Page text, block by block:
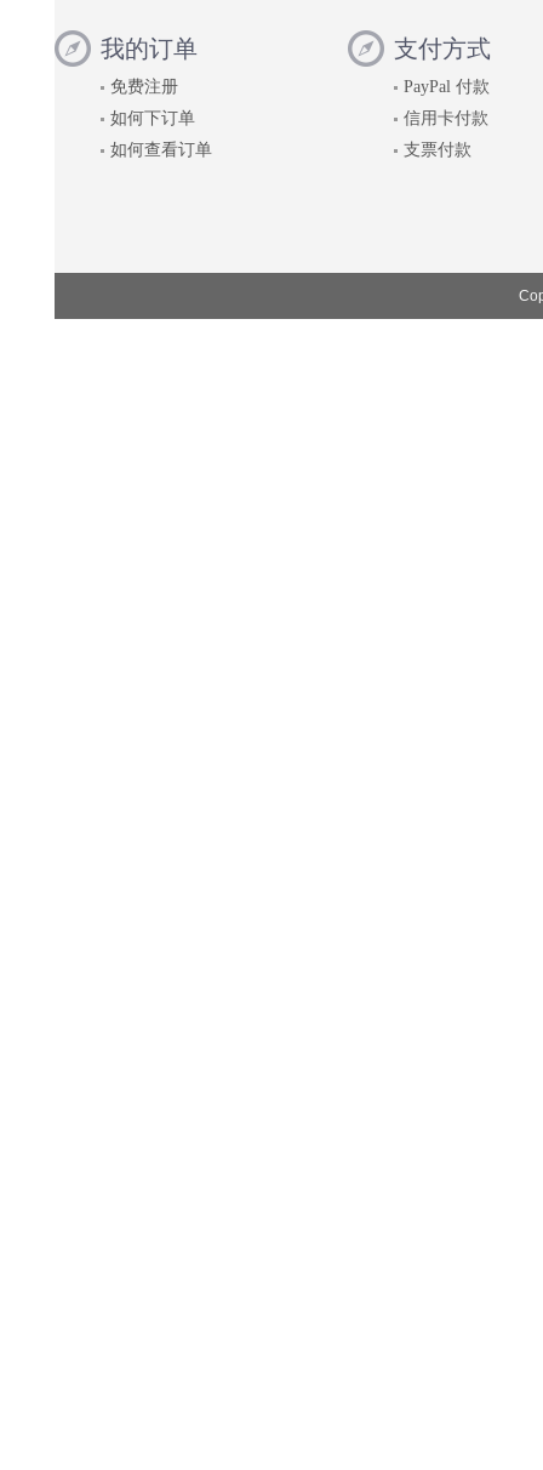
我的订单
免费注册
如何下订单
如何查看订单
支付方式
PayPal 付款
信用卡付款
支票付款